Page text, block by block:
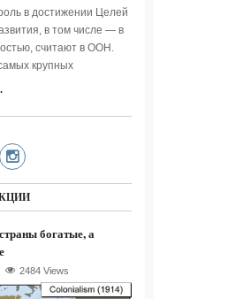
в достижении Целей
в том числе — в
считают в ООН.
крупных
богатые, а
2484 Views